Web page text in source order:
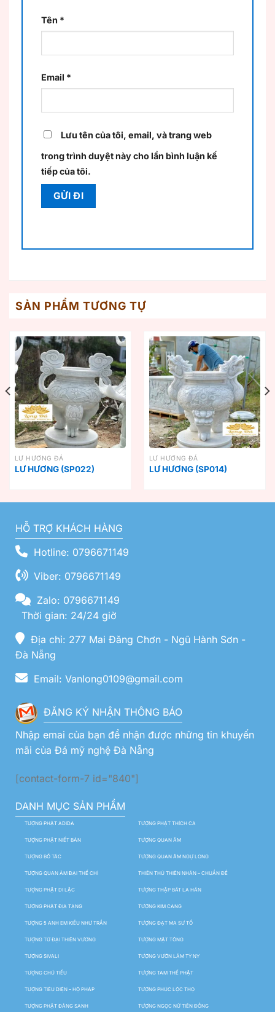
Tên *
Email *
Lưu tên của tôi, email, và trang web
trong trình duyệt này cho lần bình luận kế
tiếp của tôi.
SẢN PHẨM TƯƠNG TỰ
LƯ HƯƠNG ĐÁ
LƯ HƯƠNG (SP022)
LƯ HƯƠNG ĐÁ
LƯ HƯƠNG (SP014)
HỖ TRỢ KHÁCH HÀNG
Hotline: 0796671149
Viber: 0796671149
Zalo: 0796671149
Thời gian: 24/24 giờ
Địa chỉ: 277 Mai Đăng Chơn - Ngũ Hành Sơn -
Đà Nẵng
Email: Vanlong0109@gmail.com
ĐĂNG KÝ NHẬN THÔNG BÁO
Nhập emai của bạn để nhận được những tin khuyến
mãi của Đá mỹ nghệ Đà Nẵng
[contact-form-7 id="840"]
DANH MỤC SẢN PHẨM
TƯỢNG PHẬT ADIDA TƯỢNG PHẬT THÍCH CA
TƯỢNG PHẬT NIẾT BÀN TƯỢNG QUAN ÂM
TƯỢNG BỒ TÁC TƯỢNG QUAN ÂM NGỰ LONG
TƯỢNG QUAN ÂM ĐẠI THẾ CHÍ THIÊN THỦ THIÊN NHÃN – CHUẨN ĐỀ
TƯỢNG PHẬT DI LẶC TƯỢNG THẬP BÁT LA HÁN
TƯỢNG PHẬT ĐỊA TẠNG TƯỢNG KIM CANG
TƯỢNG 5 ANH EM KIỀU NHƯ TRẦN TƯỢNG ĐẠT MA SƯ TỔ
TƯỢNG TỨ ĐẠI THIÊN VƯƠNG TƯỢNG MẬT TÔNG
TƯỢNG SIVALI TƯỢNG VƯỜN LÂM TỲ NY
TƯỢNG CHÚ TIỂU TƯỢNG TAM THẾ PHẬT
TƯỢNG TIÊU DIỆN – HỘ PHÁP TƯỢNG PHÚC LỘC THỌ
TƯỢNG PHẬT ĐẢNG SANH TƯỢNG NGỌC NỮ TIÊN ĐỒNG